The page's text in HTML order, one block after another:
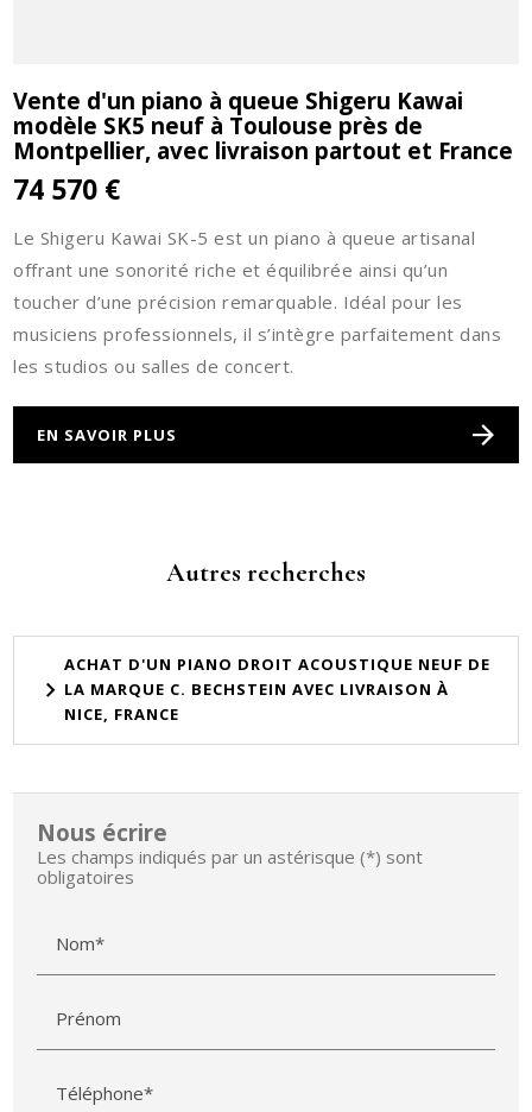
Vente d'un piano à queue Shigeru Kawai
modèle SK5 neuf à Toulouse près de
Montpellier, avec livraison partout et France
74 570 €
Le Shigeru Kawai SK-5 est un piano à queue artisanal
offrant une sonorité riche et équilibrée ainsi qu’un
toucher d’une précision remarquable. Idéal pour les
musiciens professionnels, il s’intègre parfaitement dans
les studios ou salles de concert.
EN SAVOIR PLUS
Autres recherches
ACHAT D'UN PIANO DROIT ACOUSTIQUE NEUF DE
LA MARQUE C. BECHSTEIN AVEC LIVRAISON À
NICE, FRANCE
Nous écrire
Les champs indiqués par un astérisque (*) sont
obligatoires
Nom*
Prénom
Téléphone*